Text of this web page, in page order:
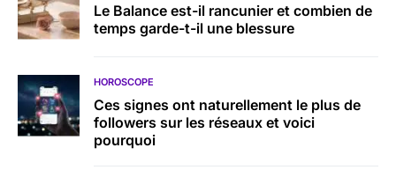
Le Balance est-il rancunier et combien de
temps garde-t-il une blessure
HOROSCOPE
Ces signes ont naturellement le plus de
followers sur les réseaux et voici
pourquoi